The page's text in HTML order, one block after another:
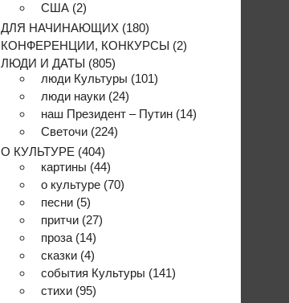
США (2)
ДЛЯ НАЧИНАЮЩИХ (180)
КОНФЕРЕНЦИИ, КОНКУРСЫ (2)
ЛЮДИ И ДАТЫ (805)
люди Культуры (101)
люди науки (24)
наш Президент – Путин (14)
Светочи (224)
О КУЛЬТУРЕ (404)
картины (44)
о культуре (70)
песни (5)
притчи (27)
проза (14)
сказки (4)
события Культуры (141)
стихи (95)